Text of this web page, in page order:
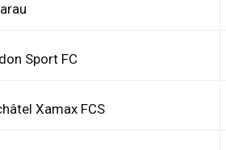
Sport FC
Xamax FCS